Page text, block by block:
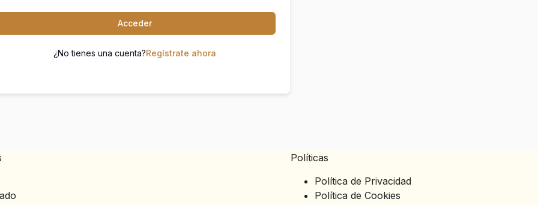
Acceder
¿No tienes una cuenta?Regístrate ahora
Políticas
Política de Privacidad
Política de Cookies